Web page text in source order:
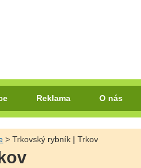
Reklama O nás
> Trkovský rybník | Trkov